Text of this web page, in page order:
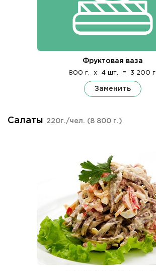
Фруктовая ваза
800 г. x 4 шт. = 3 200 г.
Заменить
Салаты 220г./чел. (8 800 г.)